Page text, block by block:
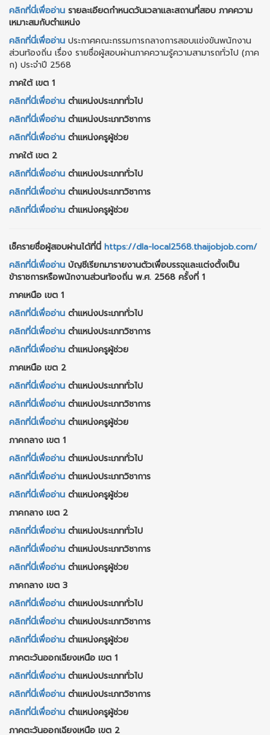
คลิกที่นี่เพื่ออ่าน รายละเอียดกำหนดวันเวลาและสถานที่สอบ ภาคความ
เหมาะสมกับตำแหน่ง
คลิกที่นี่เพื่ออ่าน ประกาศคณะกรรมการกลางการสอบแข่งขันพนักงาน
ส่วนท้องถิ่น เรื่อง รายชื่อผู้สอบผ่านภาคความรู้ความสามารถทั่วไป (ภาค
ก) ประจำปี 2568
ภาคใต้ เขต 1
คลิกที่นี่เพื่ออ่าน ตำแหน่งประเภททั่วไป
คลิกที่นี่เพื่ออ่าน ตำแหน่งประเภทวิชาการ
คลิกที่นี่เพื่ออ่าน ตำแหน่งครูผู้ช่วย
ภาคใต้ เขต 2
คลิกที่นี่เพื่ออ่าน ตำแหน่งประเภททั่วไป
คลิกที่นี่เพื่ออ่าน ตำแหน่งประเภทวิชาการ
คลิกที่นี่เพื่ออ่าน ตำแหน่งครูผู้ช่วย
เช็ครายชื่อผู้สอบผ่านได้ที่นี่ https://dla-local2568.thaijobjob.com/
คลิกที่นี่เพื่ออ่าน บัญชีเรียกมารายงานตัวเพื่อบรรจุและแต่งตั้งเป็น
ข้าราชการหรือพนักงานส่วนท้องถิ่น พ.ศ. 2568 ครั้งที่ 1
ภาคเหนือ เขต 1
คลิกที่นี่เพื่ออ่าน ตำแหน่งประเภททั่วไป
คลิกที่นี่เพื่ออ่าน ตำแหน่งประเภทวิชาการ
คลิกที่นี่เพื่ออ่าน ตำแหน่งครูผู้ช่วย
ภาคเหนือ เขต 2
คลิกที่นี่เพื่ออ่าน ตำแหน่งประเภททั่วไป
คลิกที่นี่เพื่ออ่าน ตำแหน่งประเภทวิชาการ
คลิกที่นี่เพื่ออ่าน ตำแหน่งครูผู้ช่วย
ภาคกลาง เขต 1
คลิกที่นี่เพื่ออ่าน ตำแหน่งประเภททั่วไป
คลิกที่นี่เพื่ออ่าน ตำแหน่งประเภทวิชาการ
คลิกที่นี่เพื่ออ่าน ตำแหน่งครูผู้ช่วย
ภาคกลาง เขต 2
คลิกที่นี่เพื่ออ่าน ตำแหน่งประเภททั่วไป
คลิกที่นี่เพื่ออ่าน ตำแหน่งประเภทวิชาการ
คลิกที่นี่เพื่ออ่าน ตำแหน่งครูผู้ช่วย
ภาคกลาง เขต 3
คลิกที่นี่เพื่ออ่าน ตำแหน่งประเภททั่วไป
คลิกที่นี่เพื่ออ่าน ตำแหน่งประเภทวิชาการ
คลิกที่นี่เพื่ออ่าน ตำแหน่งครูผู้ช่วย
ภาคตะวันออกเฉียงเหนือ เขต 1
คลิกที่นี่เพื่ออ่าน ตำแหน่งประเภททั่วไป
คลิกที่นี่เพื่ออ่าน ตำแหน่งประเภทวิชาการ
คลิกที่นี่เพื่ออ่าน ตำแหน่งครูผู้ช่วย
ภาคตะวันออกเฉียงเหนือ เขต 2